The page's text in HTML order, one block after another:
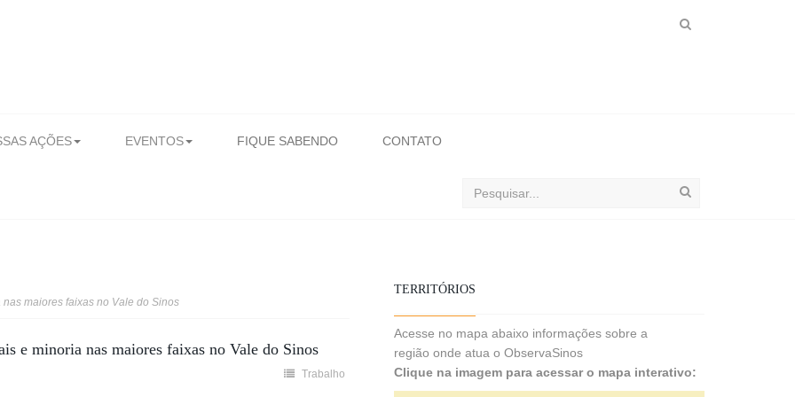
AÇÕES EVENTOS FIQUE SABENDO CONTATO
Buscar
maiores faixas no Vale do Sinos
e minoria nas maiores faixas no Vale do Sinos
Trabalho
TERRITÓRIOS
Acesse no mapa abaixo informações sobre a
região onde atua o ObservaSinos
Clique na imagem para acessar o mapa interativo: